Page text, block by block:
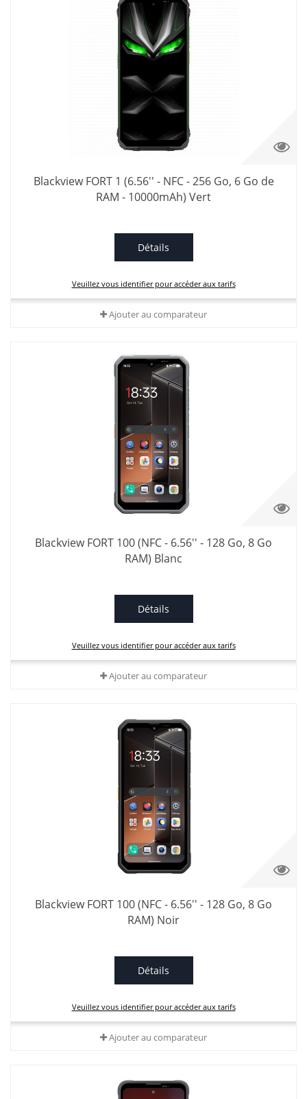
Blackview FORT 1 (6.56'' - NFC - 256 Go, 6 Go de
RAM - 10000mAh) Vert
Détails
Veuillez vous identifier pour accéder aux tarifs
Ajouter au comparateur
Blackview FORT 100 (NFC - 6.56'' - 128 Go, 8 Go
RAM) Blanc
Détails
Veuillez vous identifier pour accéder aux tarifs
Ajouter au comparateur
Blackview FORT 100 (NFC - 6.56'' - 128 Go, 8 Go
RAM) Noir
Détails
Veuillez vous identifier pour accéder aux tarifs
Ajouter au comparateur